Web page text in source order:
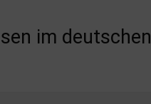
im deutschen